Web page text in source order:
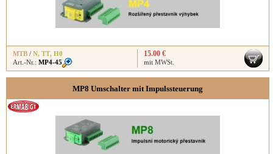
MTB / N, TT, H0
Art.-Nr.: MP4-45
15.00 €
mit MWSt.
MP8 Umschalter mit Impulssteuerung